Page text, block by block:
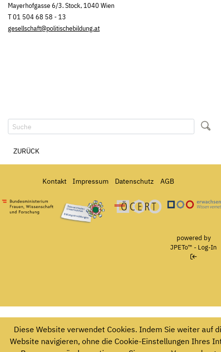
Mayerhofgasse 6/3. Stock, 1040 Wien
T 01 504 68 58 - 13
gesellschaft@politischebildung.at
ZURÜCK
Kontakt Impressum Datenschutz AGB
Bundesministerium für Frauen, Wissenschaft und Forschung
Österreichisches Umweltzeichen für
Ö-Cert
powered by
JPETo™ - Log-In
Diese Website verwendet Cookies. Indem Sie weiter auf
Website navigieren, ohne die Cookie-Einstellungen Ihres